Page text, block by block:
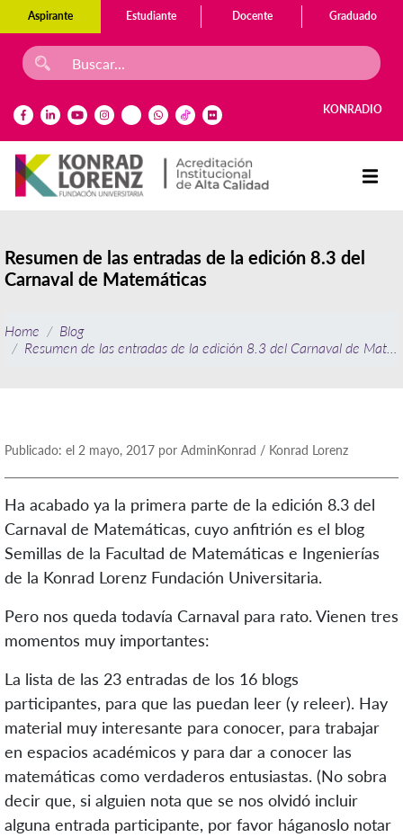
Aspirante Estudiante Docente Graduado
KONRADIO
Resumen de las entradas de la edición 8.3 del
Carnaval de Matemáticas
Home
Blog
Resumen de las entradas de la edición 8.3 del Carnaval de
Publicado: el 2 mayo, 2017 por AdminKonrad / Konrad Lorenz
Ha acabado ya la primera parte de la edición 8.3 del
Carnaval de Matemáticas, cuyo anfitrión es el blog
Semillas de la Facultad de Matemáticas e Ingenierías
de la Konrad Lorenz Fundación Universitaria.
Pero nos queda todavía Carnaval para rato. Vienen tres
momentos muy importantes:
La lista de las 23 entradas de los 16 blogs
participantes, para que las puedan leer (y releer). Hay
material muy interesante para conocer, para trabajar
en espacios académicos y para dar a conocer las
matemáticas como verdaderos entusiastas. (No sobra
decir que, si alguien nota que se nos olvidó incluir
alguna entrada participante, por favor háganoslo notar